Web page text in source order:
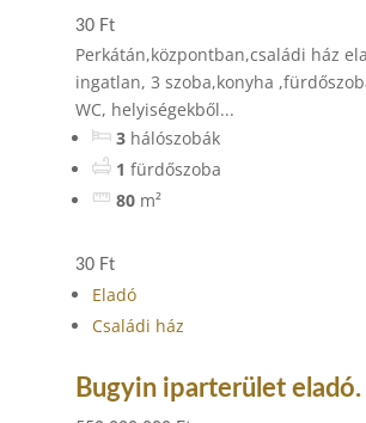
30 Ft
Perkátán,központban,családi ház
ingatlan, 3 szoba,konyha
WC, helyiségekből...
3 hálószobák
1 fürdőszoba
80 m²
30 Ft
Eladó
Családi ház
Bugyin iparterület eladó.